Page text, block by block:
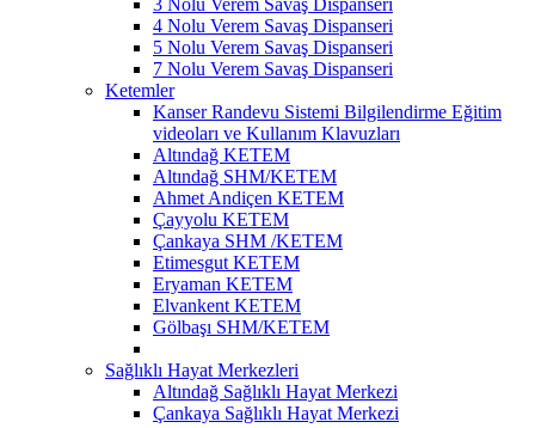
4 Nolu Verem Savaş Dispanseri
5 Nolu Verem Savaş Dispanseri
7 Nolu Verem Savaş Dispanseri
Ketemler
Kanser Randevu Sistemi Bilgilendirme Eğitim
videoları ve Kullanım Klavuzları
Altındağ KETEM
Altındağ SHM/KETEM
Ahmet Andiçen KETEM
Çayyolu KETEM
Çankaya SHM /KETEM
Etimesgut KETEM
Eryaman KETEM
Elvankent KETEM
Gölbaşı SHM/KETEM
Sağlıklı Hayat Merkezleri
Altındağ Sağlıklı Hayat Merkezi
Çankaya Sağlıklı Hayat Merkezi